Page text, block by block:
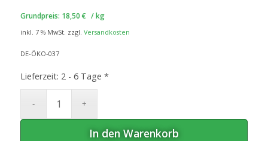
Grundpreis: 18,50 € /kg
inkl. 7 % MwSt. zzgl. Versandkosten
DE-ÖKO-037
Lieferzeit: 2 - 6 Tage *
In den Warenkorb